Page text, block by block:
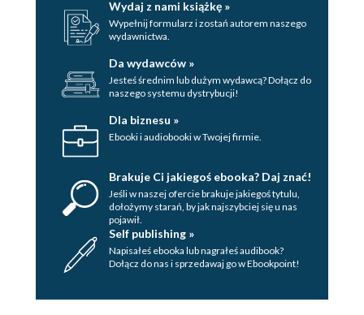
Wydaj z nami książkę »
Wypełnij formularz i zostań autorem naszego
wydawnictwa.
Da wydawców »
Jesteś średnim lub dużym wydawcą? Dołącz do
naszego systemu dystrybucji!
Dla biznesu »
Ebooki i audiobooki w Twojej firmie.
Brakuje Ci jakiegoś ebooka? Daj znać!
Jeśli w naszej ofercie brakuje jakiegoś tytulu,
dołożymy starań, by jak najszybciej się u nas
pojawił.
Self publishing »
Napisałeś ebooka lub nagrałeś audibook?
Dołącz do nas i sprzedawaj go w Ebookpoint!